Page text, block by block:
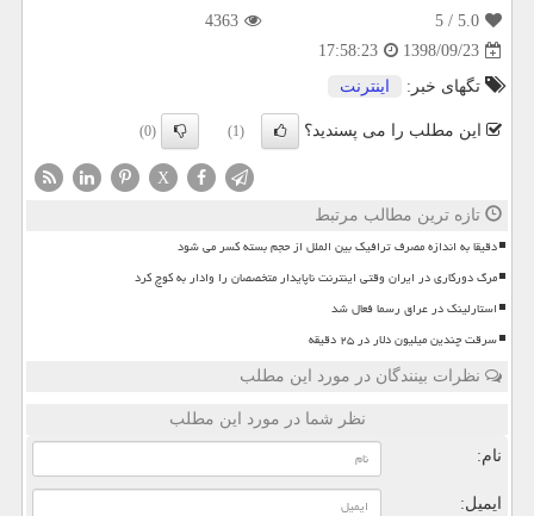
5.0
/ 5
4363
1398/09/23
17:58:23
تگهای خبر:
اینترنت
این مطلب را می پسندید؟ (1)
(0)
X
تازه ترین مطالب مرتبط
دقیقا به اندازه مصرف ترافیک بین الملل از حجم بسته کسر می شود
مرگ دورکاری در ایران وقتی اینترنت ناپایدار متخصصان را وادار به کوچ کرد
استارلینک در عراق رسما فعال شد
سرقت چندین میلیون دلار در ۲۵ دقیقه
نظرات بینندگان در مورد این مطلب
نظر شما در مورد این مطلب
نام:
ایمیل: